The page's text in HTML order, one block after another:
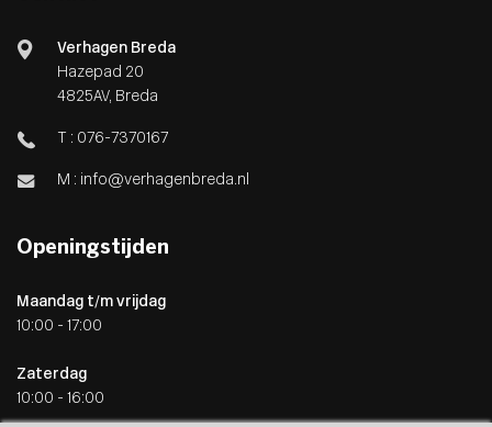
Verhagen Breda
Hazepad 20
4825AV, Breda
T : 076-7370167
M : info@verhagenbreda.nl
Openingstijden
Maandag t/m vrijdag
10:00 - 17:00
Zaterdag
10:00 - 16:00